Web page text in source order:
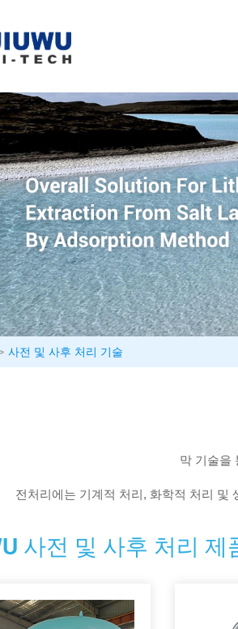
사전 및 사후 처리 기술
막 기술을
전처리에는 기계적 처리, 화학적 처리 및
사전 및 사후 처리 제